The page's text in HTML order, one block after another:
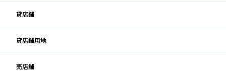
貸店舗
貸店舗用地
売店舗